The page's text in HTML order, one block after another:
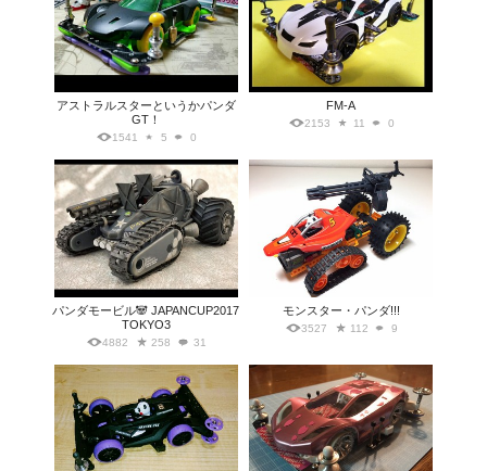
アストラルスターというかパンダ
GT！
1541 5 0
FM-A
2153 11 0
パンダモービル🐼 JAPANCUP2017
TOKYO3
4882 258 31
モンスター・パンダ!!!
3527 112 9